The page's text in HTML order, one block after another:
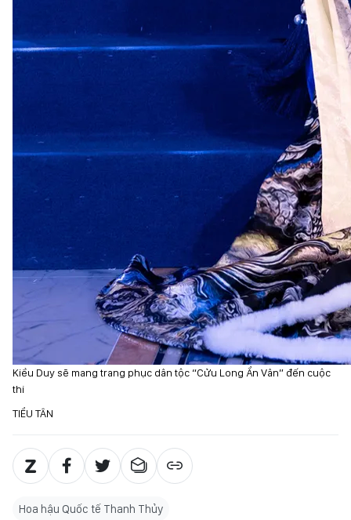
Kiều Duy sẽ mang trang phục dân tộc “Cửu Long Ẩn Vân” đến cuộc
thi
TIỂU TÂN
Hoa hậu Quốc tế Thanh Thủy